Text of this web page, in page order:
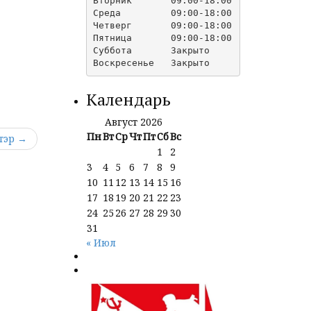
→
Среда         09:00-18:00
Четверг       09:00-18:00
Пятница       09:00-18:00
Суббота       Закрыто
Календарь
Август 2026
ПнВтСрЧтПтСбВс
1
2
3
4 5 6 7 8
9
10 11 12 13 14 15 16
17 18 19 20 21 22 23
24 25 26 27 28 29 30
31
« Июл